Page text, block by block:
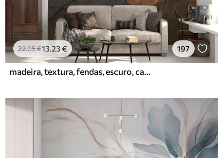
22.05€13.23€ 197
madeira, textura, fendas, escuro, casca, superfície